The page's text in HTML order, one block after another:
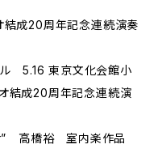
成20周年記念連続演奏
ル 5.16 東京文化会館小
結成20周年記念連続演
” 高橋裕 室内楽作品